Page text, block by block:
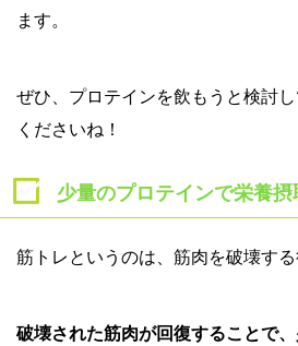
ます。
ぜひ、プロテインを飲もうと検討
くださいね！
少量のプロテインで栄養摂
筋トレというのは、筋肉を破壊する
破壊された筋肉が回復することで